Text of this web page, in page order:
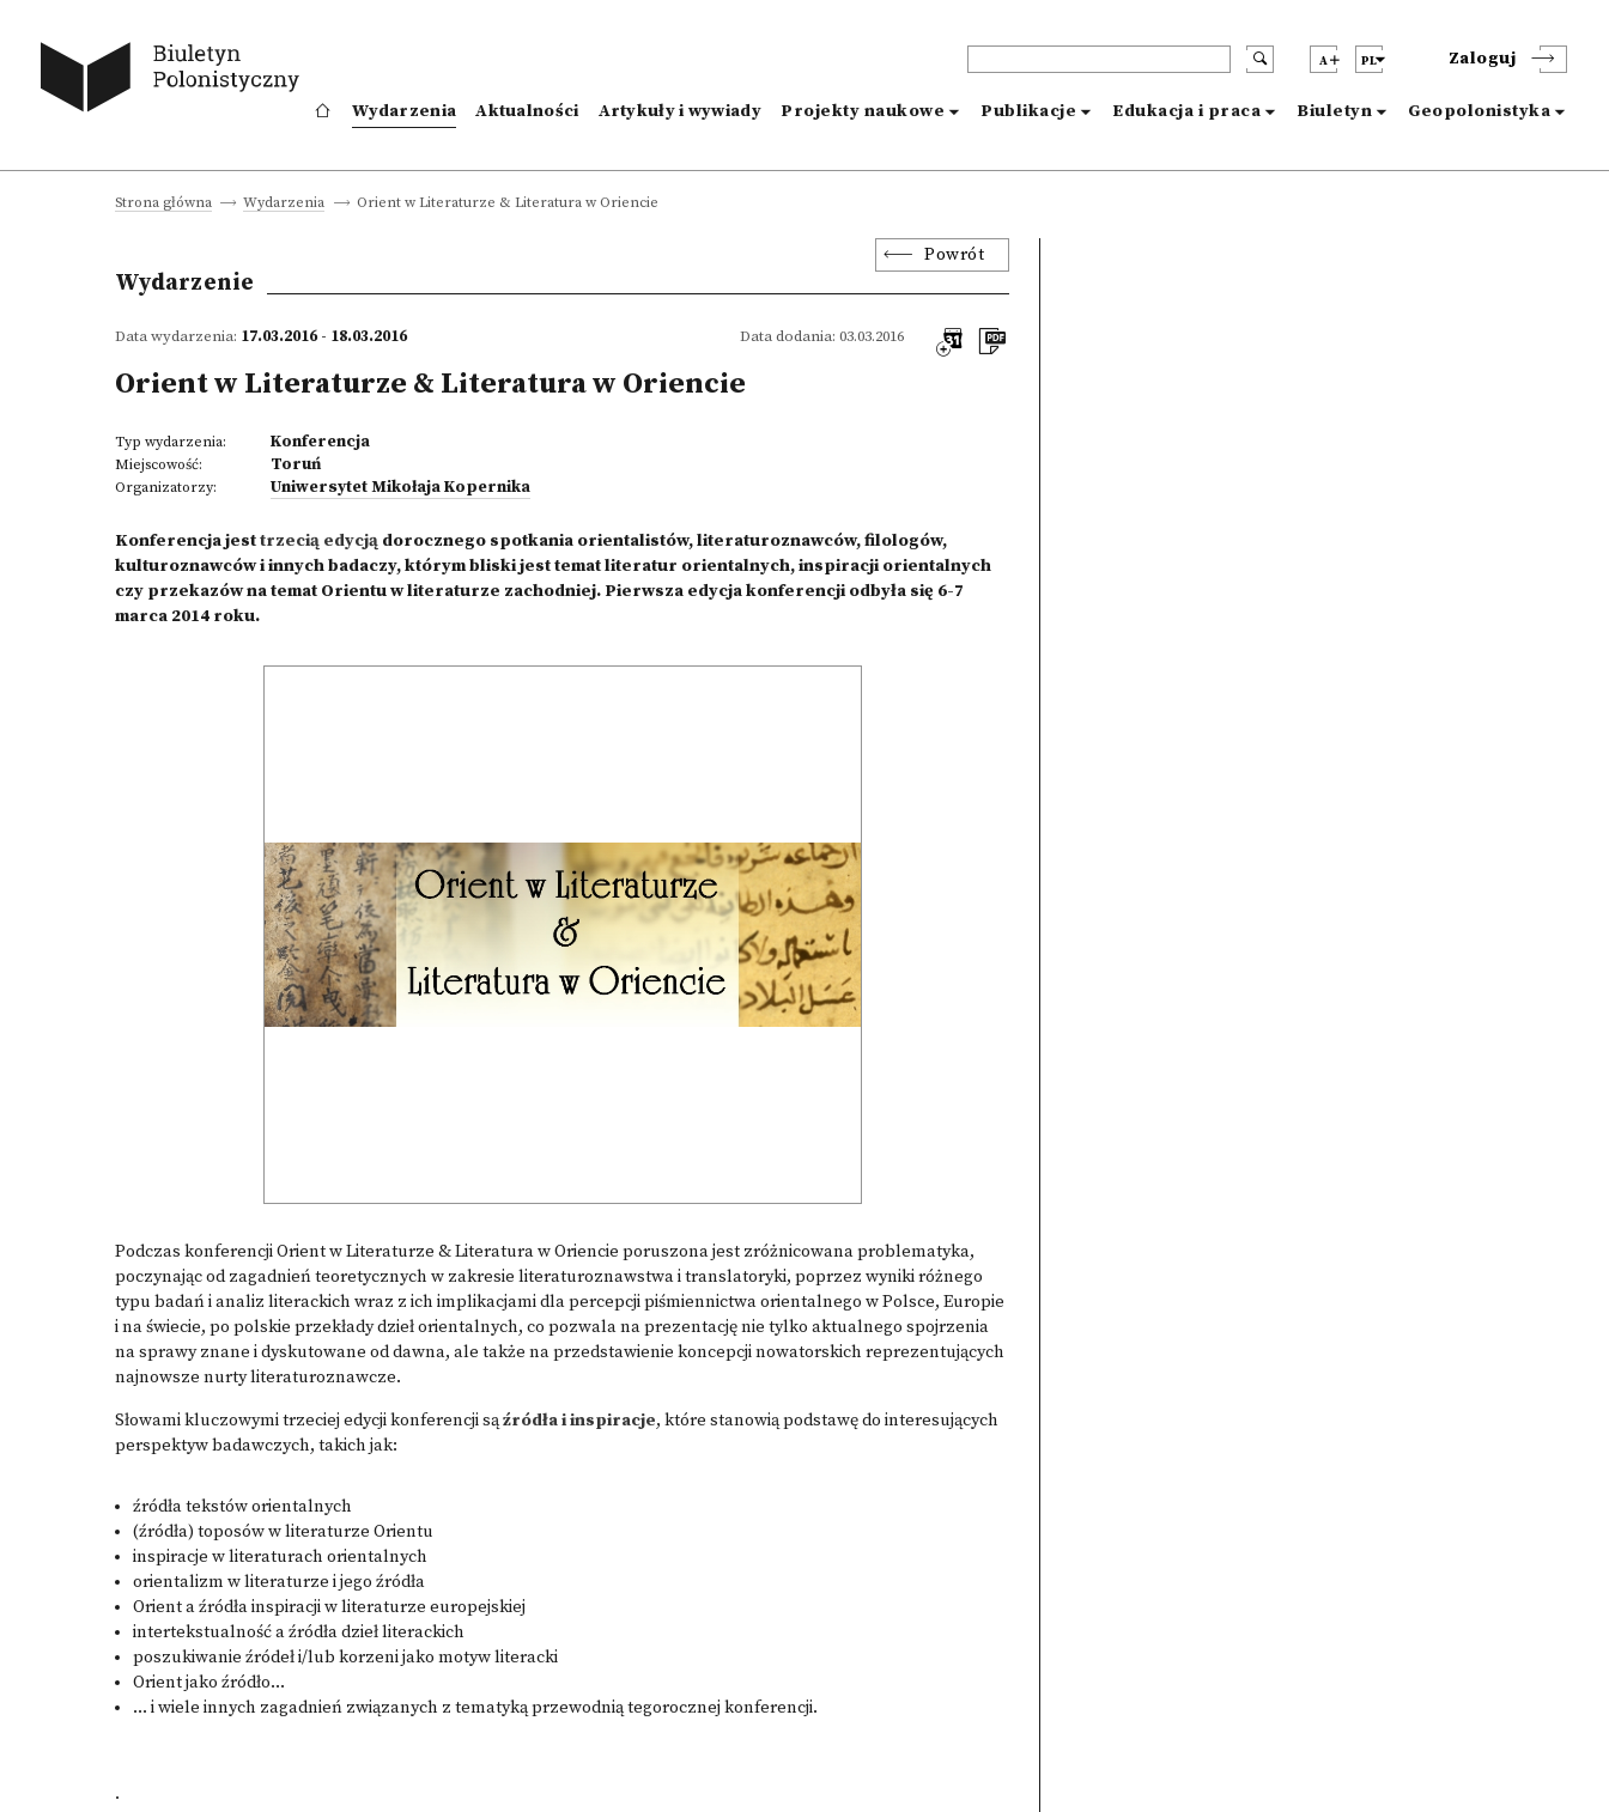
A PL Zaloguj
Wydarzenia Aktualności Artykuły i wywiady Projekty naukowe Publikacje Edukacja i praca Biuletyn Geopolonistyka
Strona główna Wydarzenia Orient w Literaturze & Literatura w Oriencie
Powrót
Wydarzenie
Data wydarzenia: 17.03.2016 - 18.03.2016 Data dodania: 03.03.2016
Orient w Literaturze & Literatura w Oriencie
Typ wydarzenia: Konferencja
Miejscowość: Toruń
Organizatorzy: Uniwersytet Mikołaja Kopernika
Konferencja jesttrzecią edycją dorocznego spotkania orientalistów, literaturoznawców, filologów,
kulturoznawców i innych badaczy, którym bliski jest temat literatur orientalnych, inspiracji orientalnych
czy przekazów na temat Orientu w literaturze zachodniej. Pierwsza edycja konferencji odbyła się 6-7
marca 2014 roku.
Podczas konferencji Orient w Literaturze & Literatura w Oriencie poruszona jest zróżnicowana problematyka,
poczynając od zagadnień teoretycznych w zakresie literaturoznawstwa i translatoryki, poprzez wyniki różnego
typu badań i analiz literackich wraz z ich implikacjami dla percepcji piśmiennictwa orientalnego w Polsce, Europie
i na świecie, po polskie przekłady dzieł orientalnych, co pozwala na prezentację nie tylko aktualnego spojrzenia
na sprawy znane i dyskutowane od dawna, ale także na przedstawienie koncepcji nowatorskich reprezentujących
najnowsze nurty literaturoznawcze.
Słowami kluczowymi trzeciej edycji konferencji sąźródła i inspiracje, które stanowią podstawę do interesujących
perspektyw badawczych, takich jak:
źródła tekstów orientalnych
(źródła) toposów w literaturze Orientu
inspiracje w literaturach orientalnych
orientalizm w literaturze i jego źródła
Orient a źródła inspiracji w literaturze europejskiej
intertekstualność a źródła dzieł literackich
poszukiwanie źródeł i/lub korzeni jako motyw literacki
Orient jako źródło...
... i wiele innych zagadnień związanych z tematyką przewodnią tegorocznej konferencji.
.